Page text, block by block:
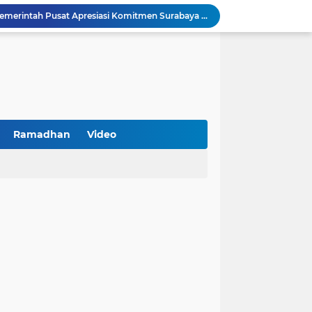
Peringatan HAN 2026, Pemerintah Pusat Apresiasi Komitmen Surabaya Penuhi Hak dan Lindungi Anak
Baru Industri Jasa Keuangan
BNI Catat Fundamental Bisnis Kokoh di Bawah Danantara, Ditopang Pertumbuhan Kredit dan Kualitas Aset
Ramadhan Video